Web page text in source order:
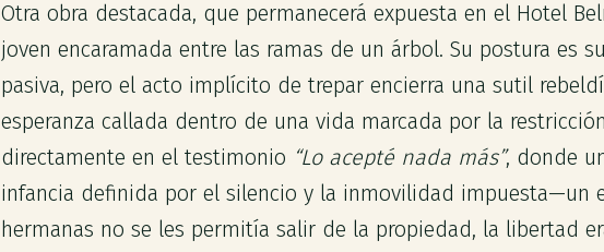
Otra obra destacada, que permanecerá expuesta en el Hotel
joven encaramada entre las ramas de un árbol. Su postura es
pasiva, pero el acto implícito de trepar encierra una sutil
esperanza callada dentro de una vida marcada por la
directamente en el testimonio “Lo acepté nada más”, donde
infancia definida por el silencio y la inmovilidad impuesta—un
hermanas no se les permitía salir de la propiedad, la libertad